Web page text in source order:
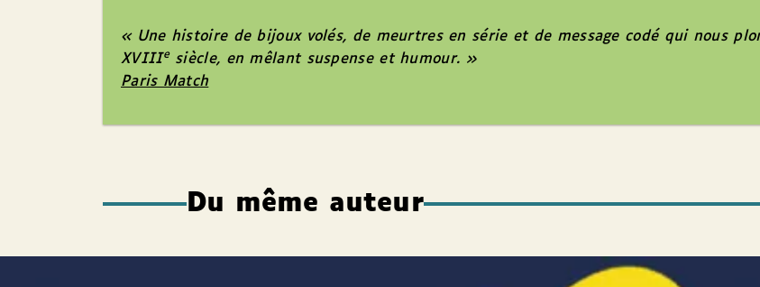
« Une histoire de bijoux volés, de meurtres en série et de message codé qui nous
XVIIIesiècle, en mêlant suspense et humour. »
Paris Match
Du même auteur